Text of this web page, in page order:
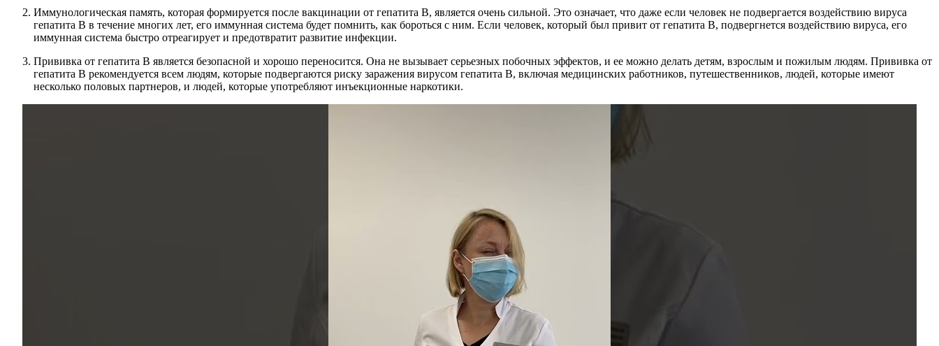
Иммунологическая память, которая формируется после вакцинации от гепатита B, является очень сильной. Это означает, что даже если человек не подвергается воздействию вируса
гепатита B в течение многих лет, его иммунная система будет помнить, как бороться с ним. Если человек, который был привит от гепатита B, подвергнется воздействию вируса, его
иммунная система быстро отреагирует и предотвратит развитие инфекции.
Прививка от гепатита B является безопасной и хорошо переносится. Она не вызывает серьезных побочных эффектов, и ее можно делать детям, взрослым и пожилым людям. Прививка от
гепатита B рекомендуется всем людям, которые подвергаются риску заражения вирусом гепатита B, включая медицинских работников, путешественников, людей, которые имеют
несколько половых партнеров, и людей, которые употребляют инъекционные наркотики.